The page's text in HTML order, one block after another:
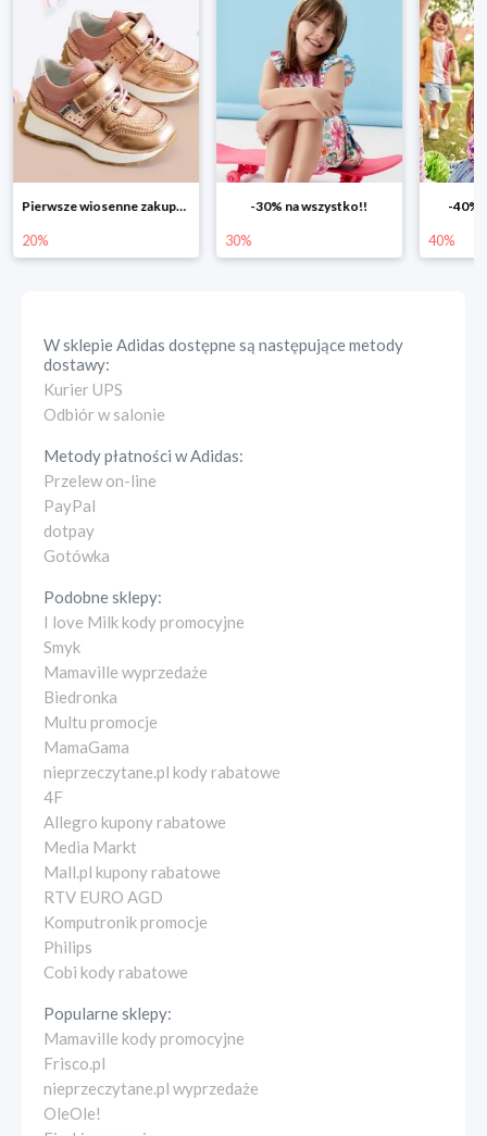
Pierwsze wiosenne zakupy -20%
20%
-30% na wszystko!!
30%
-40%
40%
W sklepieAdidas dostępne są następujące metody
dostawy:
Kurier UPS
Odbiór w salonie
Metody płatności wAdidas:
Przelew on-line
PayPal
dotpay
Gotówka
Podobne sklepy:
I love Milk kody promocyjne
Smyk
Mamaville wyprzedaże
Biedronka
Multu promocje
MamaGama
nieprzeczytane.pl kody rabatowe
4F
Allegro kupony rabatowe
Media Markt
Mall.pl kupony rabatowe
RTV EURO AGD
Komputronik promocje
Philips
Cobi kody rabatowe
Popularne sklepy:
Mamaville kody promocyjne
Frisco.pl
nieprzeczytane.pl wyprzedaże
OleOle!